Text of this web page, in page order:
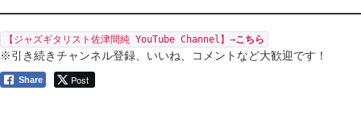
【ジャズギタリスト佐津間純 YouTube Channel】→こちら
※引き続きチャンネル登録、いいね、コメントなど大歓迎です！
Share Post